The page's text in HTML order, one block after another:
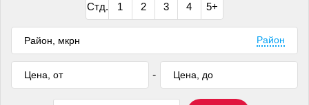
Стд. 1 2 3 4 5+
Район
-